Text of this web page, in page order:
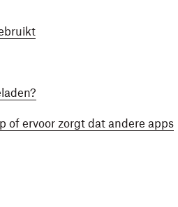
of ervoor zorgt dat andere apps